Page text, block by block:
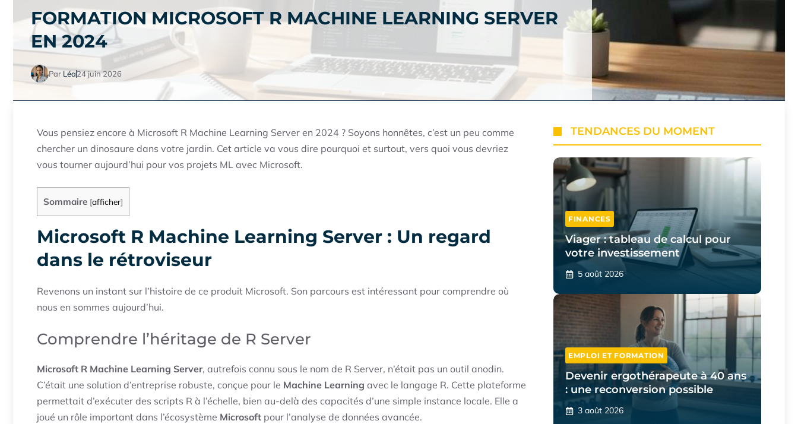
FORMATION MICROSOFT R MACHINE LEARNING SERVER
EN 2024
ParLéa24 juin 2026
Vous pensiez encore à Microsoft R Machine Learning Server en 2024 ? Soyons honnêtes, c’est un peu comme
chercher un dinosaure dans votre jardin. Cet article va vous dire pourquoi et surtout, vers quoi vous devriez
vous tourner aujourd’hui pour vos projets ML avec Microsoft.
Sommaire [afficher]
Microsoft R Machine Learning Server : Un regard
dans le rétroviseur
Revenons un instant sur l’histoire de ce produit Microsoft. Son parcours est intéressant pour comprendre où
nous en sommes aujourd’hui.
Comprendre l’héritage de R Server
Microsoft R Machine Learning Server, autrefois connu sous le nom de R Server, n’était pas un outil anodin.
C’était une solution d’entreprise robuste, conçue pour le Machine Learning avec le langage R. Cette plateforme
permettait d’exécuter des scripts R à l’échelle, bien au-delà des capacités d’une simple instance locale. Elle a
joué un rôle important dans l’écosystème Microsoft pour l’analyse de données avancée.
TENDANCES DU MOMENT
FINANCES
Viager : tableau de calcul pour
votre investissement
5 août 2026
EMPLOI ET FORMATION
Devenir ergothérapeute à 40 ans
: une reconversion possible
3 août 2026